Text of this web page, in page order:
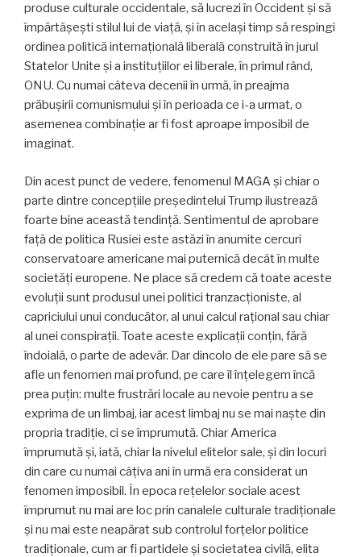
produse culturale occidentale, să lucrezi în Occident și să
împărtășești stilul lui de viață, și în același timp să respingi
ordinea politică internațională liberală construită în jurul
Statelor Unite și a instituțiilor ei liberale, în primul rând,
ONU. Cu numai câteva decenii în urmă, în preajma
prăbușirii comunismului și în perioada ce i-a urmat, o
asemenea combinație ar fi fost aproape imposibil de
imaginat.
Din acest punct de vedere, fenomenul MAGA și chiar o
parte dintre concepțiile președintelui Trump ilustrează
foarte bine această tendință. Sentimentul de aprobare
față de politica Rusiei este astăzi în anumite cercuri
conservatoare americane mai puternică decât în multe
societăți europene. Ne place să credem că toate aceste
evoluții sunt produsul unei politici tranzacționiste, al
capriciului unui conducător, al unui calcul rațional sau chiar
al unei conspirații. Toate aceste explicații conțin, fără
îndoială, o parte de adevăr. Dar dincolo de ele pare să se
afle un fenomen mai profund, pe care îl înțelegem încă
prea puțin: multe frustrări locale au nevoie pentru a se
exprima de un limbaj, iar acest limbaj nu se mai naște din
propria tradiție, ci se împrumută. Chiar America
împrumută și, iată, chiar la nivelul elitelor sale, și din locuri
din care cu numai câțiva ani în urmă era considerat un
fenomen imposibil. În epoca rețelelor sociale acest
împrumut nu mai are loc prin canalele culturale tradiționale
și nu mai este neapărat sub controlul forțelor politice
tradiționale, cum ar fi partidele și societatea civilă, elita